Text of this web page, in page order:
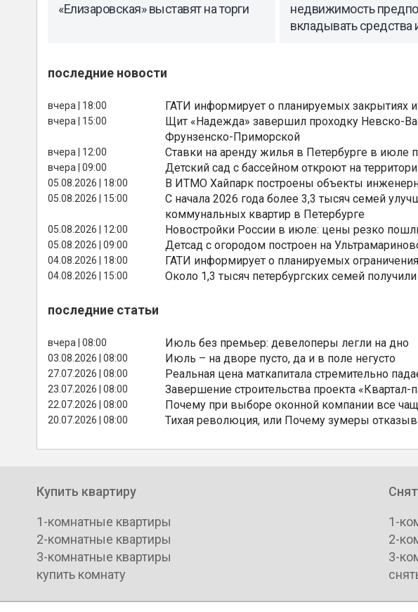
«Елизаровская» выставят на торги
недвижимость
вкладывать средства
последние новости
вчера | 18:00 ГАТИ информирует о планируемых закрытиях
вчера | 15:00
Щит «Надежда» завершил проходку Невско-
Фрунзенско-Приморской
вчера | 12:00 Ставки на аренду жилья в Петербурге в июле
вчера | 09:00 Детский сад с бассейном откроют на
05.08.2026 | 18:00 В ИТМО Хайпарк построены объекты
05.08.2026 | 15:00
С начала 2026 года более 3,3 тысяч семей
коммунальных квартир в Петербурге
05.08.2026 | 12:00 Новостройки России в июле: цены резко
05.08.2026 | 09:00 Детсад с огородом построен на
04.08.2026 | 18:00 ГАТИ информирует о планируемых
04.08.2026 | 15:00 Около 1,3 тысяч петербургских семей
последние статьи
вчера | 08:00 Июль без премьер: девелоперы легли на дно
03.08.2026 | 08:00 Июль – на дворе пусто, да и в поле негусто
27.07.2026 | 08:00 Реальная цена маткапитала стремительно
23.07.2026 | 08:00 Завершение строительства проекта
22.07.2026 | 08:00 Почему при выборе оконной компании все
20.07.2026 | 08:00 Тихая революция, или Почему зумеры
Купить квартиру
1-комнатные квартиры
2-комнатные квартиры
3-комнатные квартиры
купить комнату
1-
2-
3-